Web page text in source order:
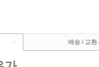
배송 / 교환